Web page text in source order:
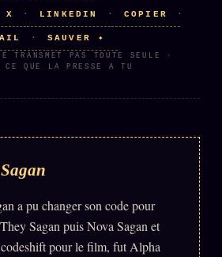
2018
ÉQUIPE + AUTEURS
X · LINKEDIN · COPIER ·
· SAUVER ✦
TRANSMET PAS TOUTE SEULE ·
CE QUE LA PRESSE A TU
a pu changer son code pour
Sagan puis Nova Sagan et
pour le film, fut Alpha